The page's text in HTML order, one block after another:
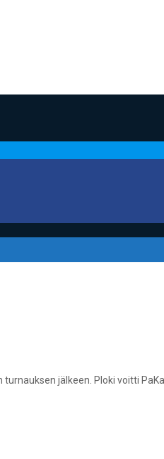
jälkeen. Ploki voitti